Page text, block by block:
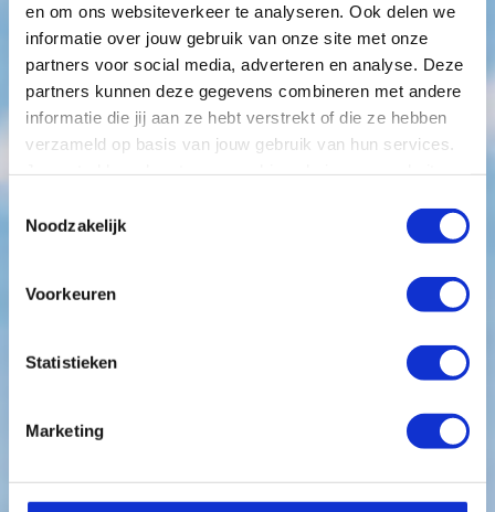
en om ons websiteverkeer te analyseren. Ook delen we
informatie over jouw gebruik van onze site met onze
partners voor social media, adverteren en analyse. Deze
partners kunnen deze gegevens combineren met andere
informatie die jij aan ze hebt verstrekt of die ze hebben
verzameld op basis van jouw gebruik van hun services.
Noodzakelijk
Voorkeuren
Statistieken
Marketing
KPI’s in ontwikkeling
Key Performance Indicators (KPI’s) zijn al lange tijd
de voortgang naar doelen te volgen. KPI’s zijn in
dit digitale tijdperk ook steeds in ontwikkeling. We